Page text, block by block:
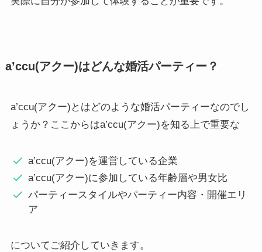
a’ccu(アクー)はどんな婚活パーティー？
a’ccu(アクー)とはどのような婚活パーティーなのでし
ょうか？ここからはa’ccu(アクー)を知る上で重要な
a’ccu(アクー)を運営している企業
a’ccu(アクー)に参加している年齢層や男女比
パーティースタイルやパーティー内容・開催エリ
ア
についてご紹介していきます。